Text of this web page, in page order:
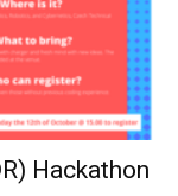
Hackathon